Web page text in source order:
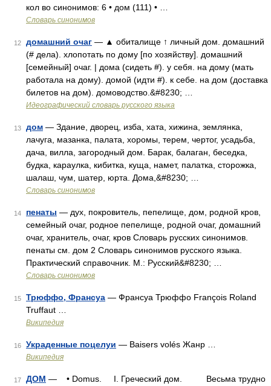
кол во синонимов: 6 • дом (111) • …
Словарь синонимов
12 домашний очаг — ▲ обиталище ↑ личный дом. домашний
(# дела). хлопотать по дому [по хозяйству]. домашний
[семейный] очаг. | дома (сидеть #). у себя. на дому (мать
работала на дому). домой (идти #). к себе. на дом (доставка
билетов на дом). домоводство.&#8230; …
Идеографический словарь русского языка
13 дом — Здание, дворец, изба, хата, хижина, землянка,
лачуга, мазанка, палата, хоромы, терем, чертог, усадьба,
дача, вилла, загородный дом. Барак, балаган, беседка,
будка, караулка, кибитка, куща, намет, палатка, сторожка,
шалаш, чум, шатер, юрта. Дома,&#8230; …
Словарь синонимов
14 пенаты — дух, покровитель, пепелище, дом, родной кров,
семейный очаг, родное пепелище, родной очаг, домашний
очаг, хранитель, очаг, кров Словарь русских синонимов.
пенаты см. дом 2 Словарь синонимов русского языка.
Практический справочник. М.: Русский&#8230; …
Словарь синонимов
15 Трюффо, Франсуа — Франсуа Трюффо François Roland
Truffaut …
Википедия
16 Украденные поцелуи — Baisers volés Жанр …
Википедия
17 ДОМ — • Domus. I. Греческий дом. Весьма трудно